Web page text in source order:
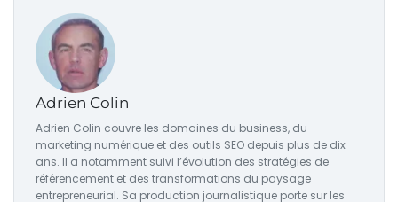
Adrien Colin
Adrien Colin couvre les domaines du business, du
marketing numérique et des outils SEO depuis plus de dix
ans. Il a notamment suivi l’évolution des stratégies de
référencement et des transformations du paysage
entrepreneurial. Sa production journalistique porte sur les